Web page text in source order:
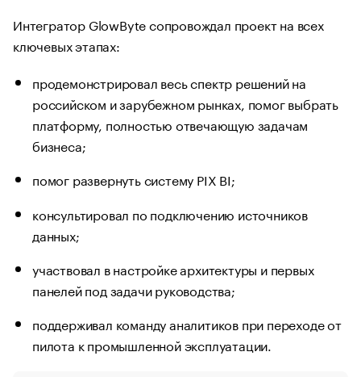
Интегратор GlowByte сопровождал проект на всех
ключевых этапах:
продемонстрировал весь спектр решений на
российском и зарубежном рынках, помог выбрать
платформу, полностью отвечающую задачам
бизнеса;
помог развернуть систему PIX BI;
консультировал по подключению источников
данных;
участвовал в настройке архитектуры и первых
панелей под задачи руководства;
поддерживал команду аналитиков при переходе от
пилота к промышленной эксплуатации.